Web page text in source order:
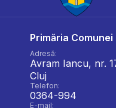
Primăria Comunei
Adresă:
Avram Iancu, nr.
Cluj
Telefon:
0364-994
E-mail: